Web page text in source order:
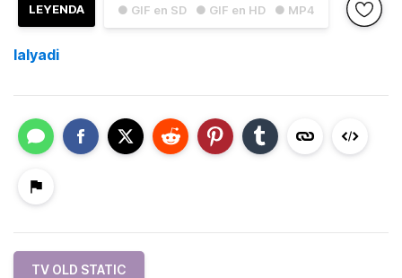
● GIF en SD ● GIF en HD ● MP4
LEYENDA
lalyadi
TV OLD STATIC